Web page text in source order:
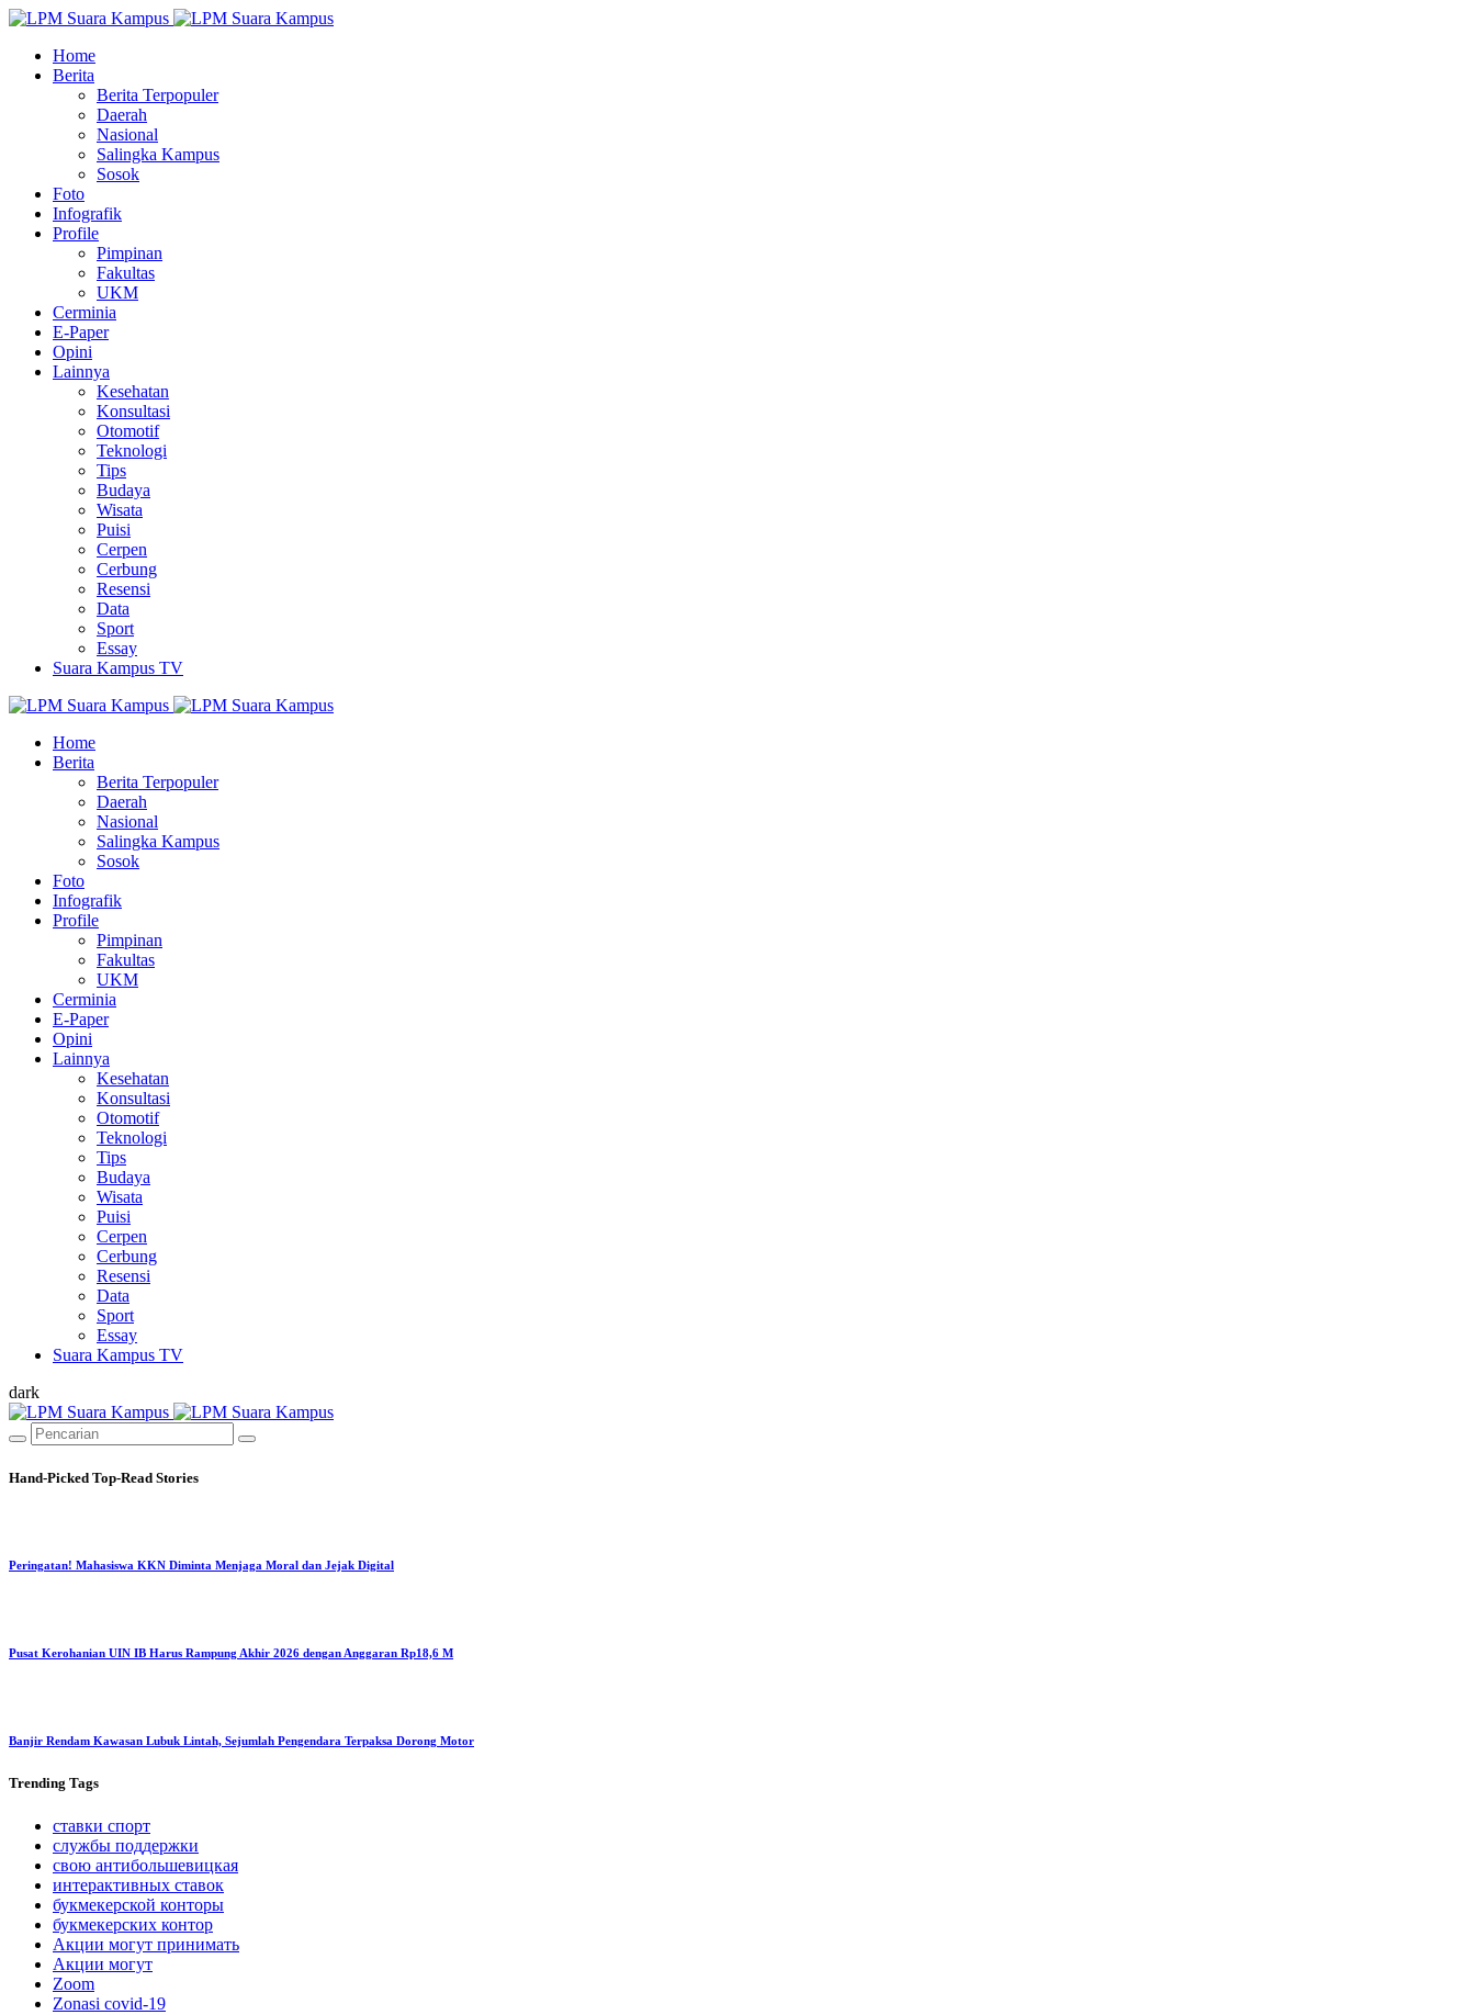
Home
Berita
Berita Terpopuler
Daerah
Nasional
Salingka Kampus
Sosok
Foto
Infografik
Profile
Pimpinan
Fakultas
UKM
Cerminia
E-Paper
Opini
Lainnya
Kesehatan
Konsultasi
Otomotif
Teknologi
Tips
Budaya
Wisata
Puisi
Cerpen
Cerbung
Resensi
Data
Sport
Essay
Suara Kampus TV
Home
Berita
Berita Terpopuler
Daerah
Nasional
Salingka Kampus
Sosok
Foto
Infografik
Profile
Pimpinan
Fakultas
UKM
Cerminia
E-Paper
Opini
Lainnya
Kesehatan
Konsultasi
Otomotif
Teknologi
Tips
Budaya
Wisata
Puisi
Cerpen
Cerbung
Resensi
Data
Sport
Essay
Suara Kampus TV
dark
Hand-Picked Top-Read Stories
Peringatan! Mahasiswa KKN Diminta Menjaga Moral dan Jejak Digital
Pusat Kerohanian UIN IB Harus Rampung Akhir 2026 dengan Anggaran Rp18,6 M
Banjir Rendam Kawasan Lubuk Lintah, Sejumlah Pengendara Terpaksa Dorong Motor
Trending Tags
ставки спорт
службы поддержки
свою антибольшевицкая
интерактивных ставок
букмекерской конторы
букмекерских контор
Акции могут принимать
Акции могут
Zoom
Zonasi covid-19